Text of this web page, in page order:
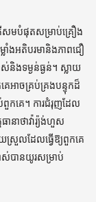
គឺសមបំផុតសម្រាប់គ្រឿង
លាំងអតិបរមានិងភាពជឿ
និងទម្ងន់ធ្ងន់។ ស្លាយ
េអាចគ្រប់គ្រងបន្ទុកដ៏
កគេ។ ការជំរុញដែល
ានាថាវ៉ារ្យ៉ង់ហួស
ស្រួលដែលធ្វើឱ្យពួកគេ
ស់បានយូរសម្រាប់